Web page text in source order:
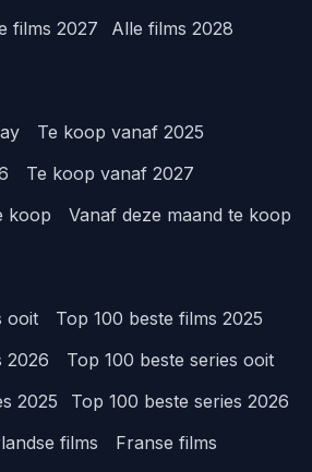
films 2027 Alle films 2028
Te koop vanaf 2025
Te koop vanaf 2027
koop
Vanaf deze maand te koop
ooit
Top 100 beste films 2025
2026
Top 100 beste series ooit
2025
Top 100 beste series 2026
films
Franse films